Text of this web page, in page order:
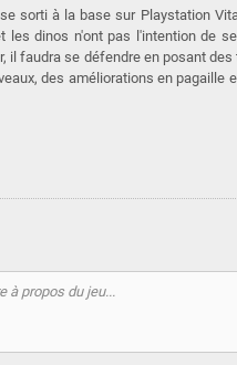
sorti à la base sur Playstation
les dinos n'ont pas l'intention de
il faudra se défendre en posant
des améliorations en